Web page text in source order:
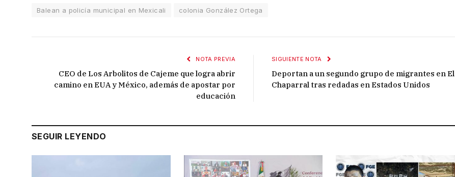
Balean a policía municipal en Mexicali colonia González Ortega
NOTA PREVIA
CEO de Los Arbolitos de Cajeme que logra abrir
camino en EUA y México, además de apostar por
educación
SIGUIENTE NOTA
Deportan a un segundo grupo de migrantes en El
Chaparral tras redadas en Estados Unidos
SEGUIR LEYENDO